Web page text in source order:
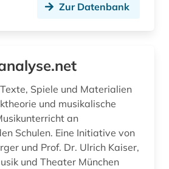
auktionskatalog (2)
(1)
ausländerrecht (3)
ausländisches recht (1)
Zur Datenbank
Spiele und Materialien
und musikalische
an
Schulen. Eine Initiative von
und Prof. Dr. Ulrich Kaiser,
und Theater München